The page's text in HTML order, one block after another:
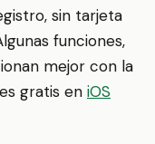
sin tarjeta
funciones,
mejor con la
gratis en iOS